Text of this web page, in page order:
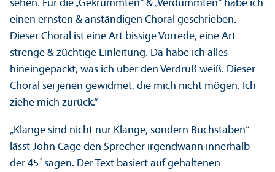
sehen. Für die „Gekrümmten“ & „Verdummten“ habe ich
einen ernsten & anständigen Choral geschrieben.
Dieser Choral ist eine Art bissige Vorrede, eine Art
strenge & züchtige Einleitung. Da habe ich alles
hineingepackt, was ich über den Verdruß weiß. Dieser
Choral sei jenen gewidmet, die mich nicht mögen. Ich
ziehe mich zurück.“
„Klänge sind nicht nur Klänge, sondern Buchstaben“
lässt John Cage den Sprecher irgendwann innerhalb
der 45´ sagen. Der Text basiert auf gehaltenen